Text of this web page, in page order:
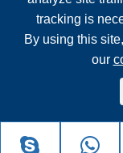
Blue Icon
tracking is
By using this
our